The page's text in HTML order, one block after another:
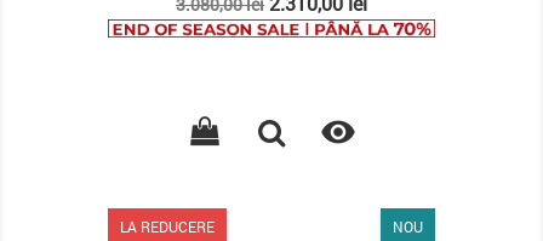
de

LA REDUCERE NOU